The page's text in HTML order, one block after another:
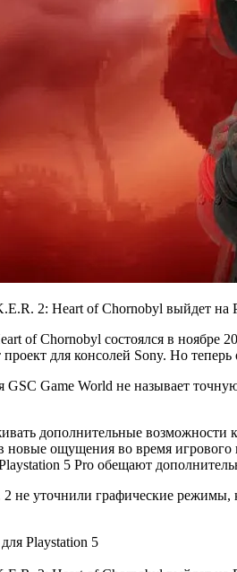
of Chornobyl состоялся в ноябре
для консолей Sony. Но
Game World не называет
дополнительные возможности
новые ощущения во время игрового
5 Pro обещают
не уточнили графические
Playstation 5